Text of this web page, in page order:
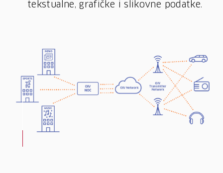
tekstualne, grafičke i slikovne podatke.